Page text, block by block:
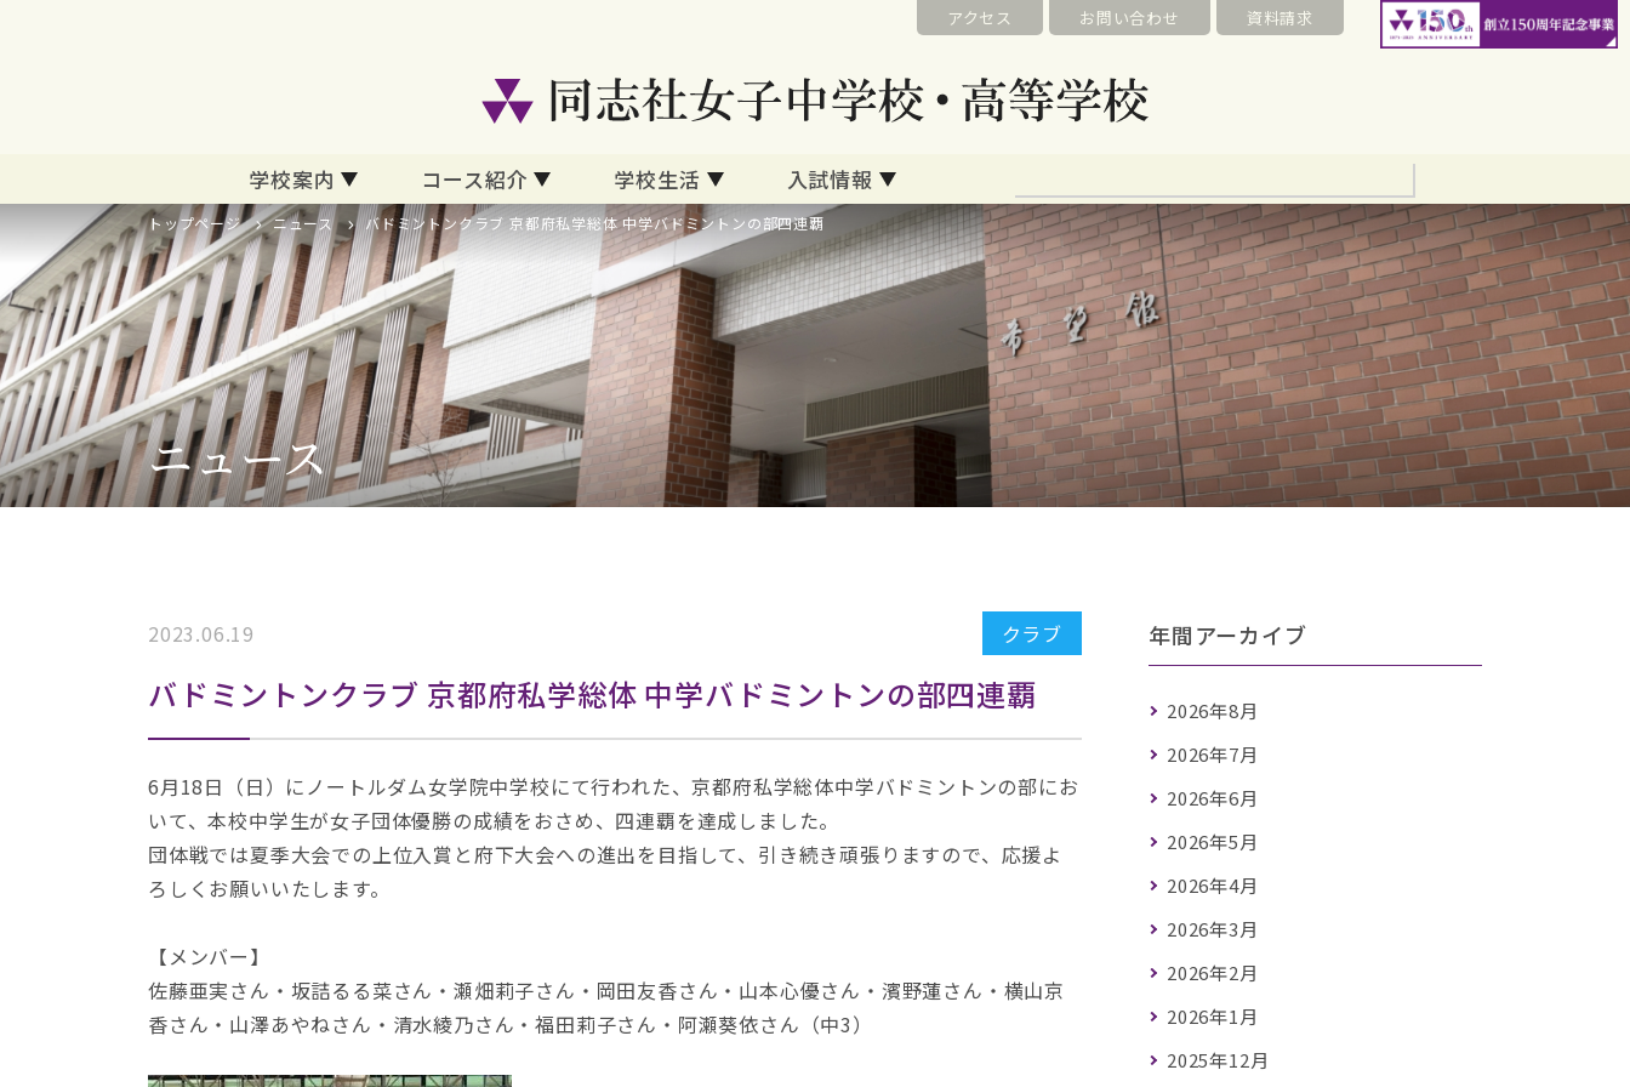
アクセス お問い合わせ 資料請求
学校案内 コース紹介 学校生活 入試情報
トップページ ニュース バドミントンクラブ 京都府私学総体 中学バドミントンの部四連覇
ニュース
2023.06.19 クラブ
バドミントンクラブ 京都府私学総体 中学バドミントンの部四連覇
6月18日（日）にノートルダム女学院中学校にて行われた、京都府私学総体中学バドミントンの部にお
いて、本校中学生が女子団体優勝の成績をおさめ、四連覇を達成しました。
団体戦では夏季大会での上位入賞と府下大会への進出を目指して、引き続き頑張りますので、応援よ
ろしくお願いいたします。
【メンバー】
佐藤亜実さん・坂詰るる菜さん・瀬畑莉子さん・岡田友香さん・山本心優さん・濱野蓮さん・横山京
香さん・山澤あやねさん・清水綾乃さん・福田莉子さん・阿瀬葵依さん（中3）
年間アーカイブ
2026年8月
2026年7月
2026年6月
2026年5月
2026年4月
2026年3月
2026年2月
2026年1月
2025年12月